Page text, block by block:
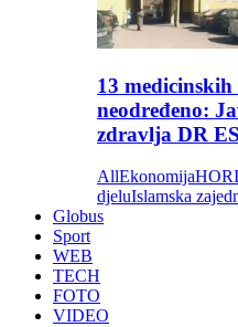
13 medicinskih
neodređeno:
zdravlja DR
AllEkonomija
djeluIslamska
Globus
Sport
WEB
TECH
FOTO
VIDEO